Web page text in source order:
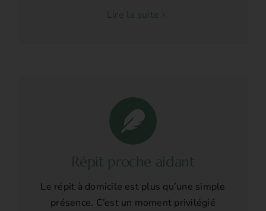
Lire la suite
Répit proche aidant
Le répit à domicile est plus qu’une simple
présence. C’est un moment privilégié